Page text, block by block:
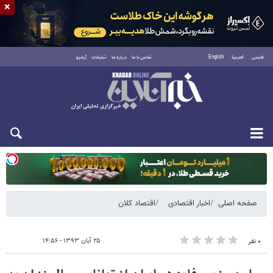
فارسی العربية English تماس با ما درباره ما تبلیغات آرشیو
دوشنبه ۱۹ مرداد ۱۴۰۵
صفحه اصلی اخبار اقتصادی اقتصاد کلان
۰ نفر ۲۵ آبان ۱۳۹۳ - ۱۴:۵۶
×